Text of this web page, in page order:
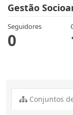
Gestão
Seguidores
0
Conjuntos